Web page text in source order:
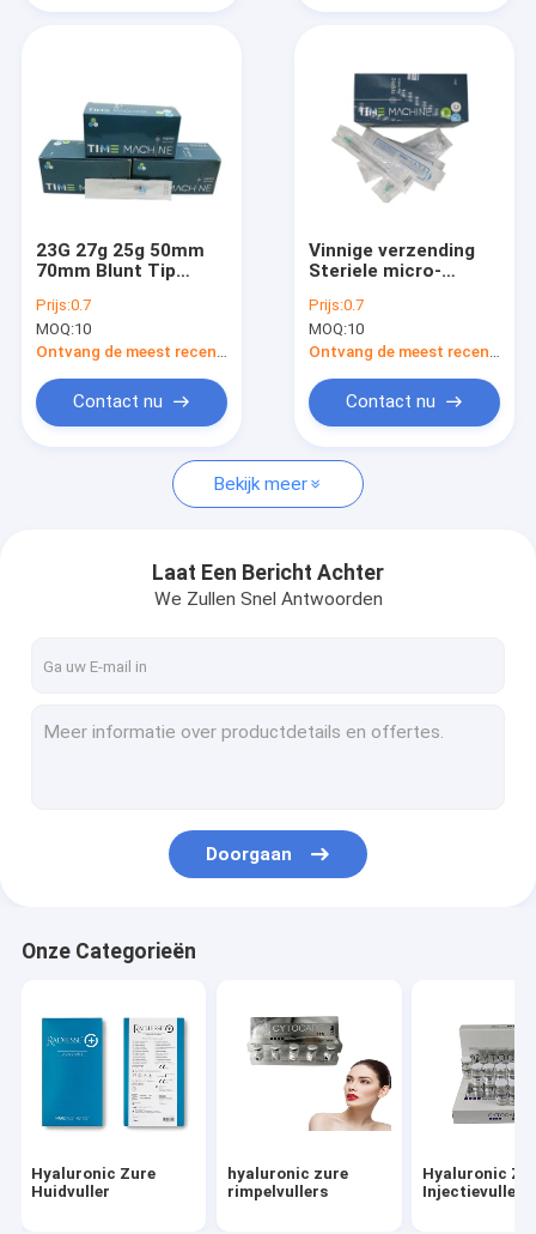
Ongeveer ons
Fabrieksreis
Nieuws
Verzoek om een Citaat
hyaluronic zure rimpelvullers
Hyaluronic Zure Injectievuller
De Draden van PDO PCL PLLA
Gouden Eiwitpeptide
Vrouwelijk het Aanhalen Gel
Derma Schavende Uitrusting
Micro- Cannula Naald
23G 27g 25g 50mm
70mm Blunt Tip
Dermale vulmiddel
Cannula Naaldmeter
Prijs:0.7
MOQ:10
Ontvang de meest recente Prijs
Contact nu
Vinnige verzending
Steriele micro-
70mm Stomp punt
Micro-cannula naald
voor hyaluronzuur
Prijs:0.7
MOQ:10
Ontvang de meest recente Prijs
Contact nu
Bekijk meer
Laat Een Bericht Achter
We Zullen Snel Antwoorden
Doorgaan
Onze Categorieën
Hyaluronic Zure
Huidvuller
hyaluronic zure
rimpelvullers
Hyaluronic
Injectievuller